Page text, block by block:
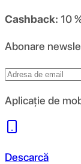
Cashback: 10
Abonare
Aplicație de
Descarcă